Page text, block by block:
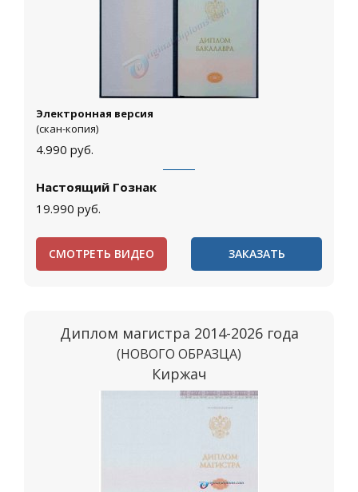
Электронная версия
(скан-копия)
4.990 руб.
Настоящий Гознак
19.990 руб.
СМОТРЕТЬ ВИДЕО ЗАКАЗАТЬ
Диплом магистра 2014-2026 года
(НОВОГО ОБРАЗЦА)
Киржач